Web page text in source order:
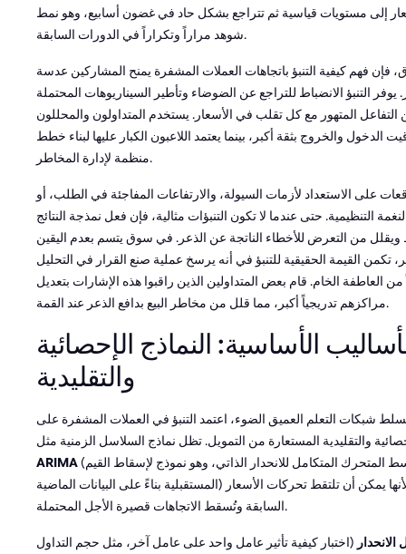
إلى مستويات قياسية ثم تتراجع بشكل حاد في غضون أسابيع، وهو نمط
شوهد مراراً وتكراراً في الدورات السابقة.
فإن فهم كيفية التنبؤ باتجاهات العملات المشفرة يمنح المشاركين عدسة
التنبؤ الانضباط للتراجع عن الضوضاء وتأطير السيناريوهات المحتملة
التفاعل المتهور مع كل تقلب في الأسعار. يستخدم المتداولون والمحللون
الدخول والخروج بثقة أكبر، بينما يعتمد اللاعبون الكبار عليها لبناء خطط
منظمة لإدارة المخاطر.
على الاستعداد لأزمات السيولة، والارتفاعات المفاجئة في الطلب، أو
التنظيمية. حتى عندما لا تكون التنبؤات مثالية، فإن فعل نمذجة النتائج
ويقلل من التعرض للأخطاء الناتجة عن الذعر. في سوق يتسم بعدم اليقين
تكمن القيمة الحقيقية للتنبؤ في أنه يرسخ عملية صنع القرار في التحليل
من العاطفة الخام. قام بعض المتداولين الذين راقبوا هذه الإشارات بتعديل
مراكزهم تدريجياً أكبر، مما قلل من مخاطر البيع بدافع الذعر عند القمة.
الأساسية: النماذج الإحصائية
والتقليدية
شبكات التعلم العميق الضوء، اعتمد التنبؤ في العملات المشفرة على
والتقليدية المستعارة من التمويل. تظل نماذج السلاسل الزمنية مثل
ARIMA (المتوسط المتحرك المتكامل للانحدار الذاتي، وهو نموذج لإسقاط القيم
المستقبلية بناءً على البيانات الماضية) أساساً لأنها يمكن أن تلتقط تحركات الأسعار
السابقة وتُسقط الاتجاهات قصيرة الأجل المحتملة.
الانحدار (اختبار كيفية تأثير عامل واحد على عامل آخر، مثل حجم التداول